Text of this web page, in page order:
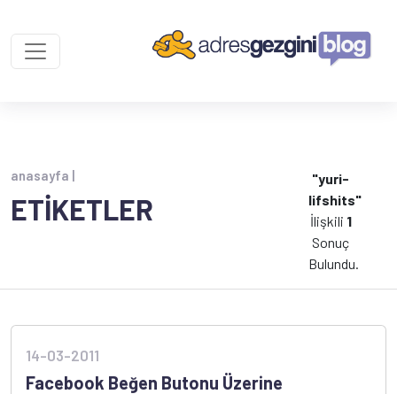
anasayfa |
ETİKETLER
"yuri-
lifshits"
İlişkili 1
Sonuç
Bulundu.
14-03-2011
Facebook Beğen Butonu Üzerine